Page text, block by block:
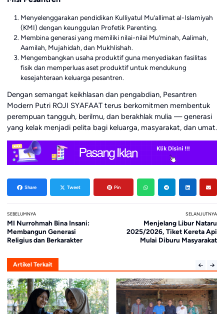
Menyelenggarakan pendidikan Kulliyatul Mu’allimat al-Islamiyah
(KMI) dengan keunggulan Profetik Parenting.
Membina generasi yang memiliki nilai-nilai Mu’minah, Aalimah,
Aamilah, Mujahidah, dan Mukhlishah.
Mengembangkan usaha produktif guna menyediakan fasilitas
fisik dan memperluas aset produktif untuk mendukung
kesejahteraan keluarga pesantren.
Dengan semangat keikhlasan dan pengabdian, Pesantren
Modern Putri ROJI SYAFAAT terus berkomitmen membentuk
perempuan tangguh, berilmu, dan berakhlak mulia — generasi
yang kelak menjadi pelita bagi keluarga, masyarakat, dan umat.
Share Tweet Pin
SEBELUMNYA
MI Nurrohmah Bina Insani:
Membangun Generasi
Religius dan Berkarakter
SELANJUTNYA
Menjelang Libur Nataru
2025/2026, Tiket Kereta Api
Mulai Diburu Masyarakat
Artikel Terkait